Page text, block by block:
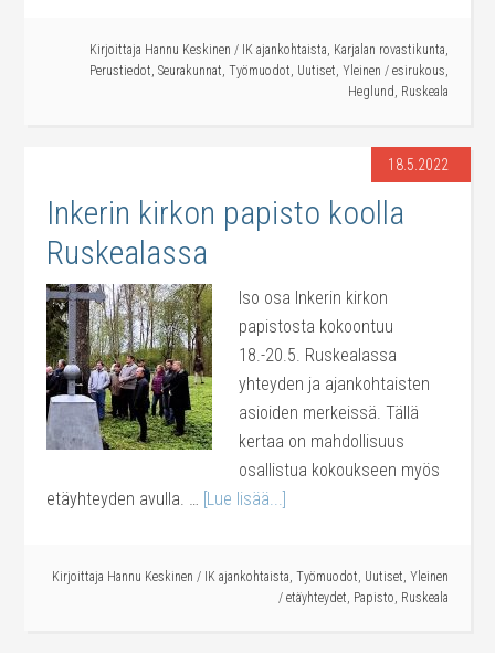
Kirjoittaja Hannu Keskinen / IK ajankohtaista, Karjalan rovastikunta,
Perustiedot, Seurakunnat, Työmuodot, Uutiset, Yleinen / esirukous,
Heglund, Ruskeala
18.5.2022
Inkerin kirkon papisto koolla
Ruskealassa
Iso osa Inkerin kirkon
papistosta kokoontuu
18.-20.5. Ruskealassa
yhteyden ja ajankohtaisten
asioiden merkeissä. Tällä
kertaa on mahdollisuus
osallistua kokoukseen myös
etäyhteyden avulla. … [Lue lisää...]
Kirjoittaja Hannu Keskinen / IK ajankohtaista, Työmuodot, Uutiset, Yleinen
/ etäyhteydet, Papisto, Ruskeala